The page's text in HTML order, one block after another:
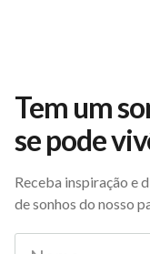
Tem um
se pode
Receba inspiração e
de sonhos do nosso